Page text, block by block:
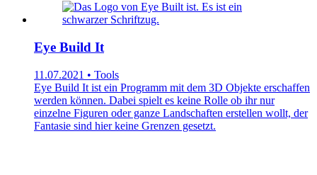
Eye Build It
11.07.2021 • Tools
Eye Build It ist ein Programm mit dem 3D Objekte erschaffen
werden können. Dabei spielt es keine Rolle ob ihr nur
einzelne Figuren oder ganze Landschaften erstellen wollt, der
Fantasie sind hier keine Grenzen gesetzt.